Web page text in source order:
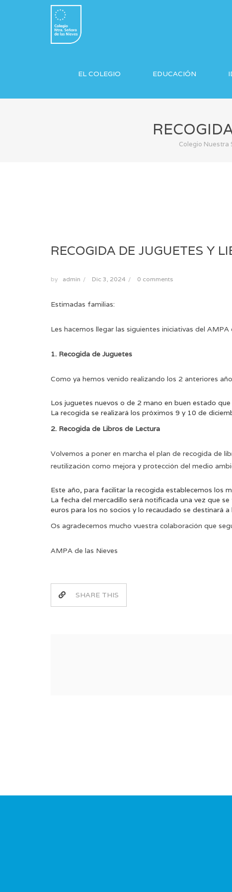
EL COLEGIO EDUCACIÓN
Colegio Nuestra
RECOGIDA DE JUGUETES Y
by admin / Dic 3, 2024 / 0 comments
Estimadas familias:
Les hacemos llegar las siguientes iniciativas del AMPA
1. Recogida de Juguetes
Como ya hemos venido realizando los 2 anteriores
Los juguetes nuevos o de 2 mano en buen estado
La recogida se realizará los próximos 9 y 10 de
2. Recogida de Libros de Lectura
Volvemos a poner en marcha el plan de recogida de
reutilización como mejora y protección del medio
Este año, para facilitar la recogida establecemos los
La fecha del mercadillo será notificada una vez que
euros para los no socios y lo recaudado se destinará
Os agradecemos mucho vuestra colaboración que
AMPA de las Nieves
SHARE THIS